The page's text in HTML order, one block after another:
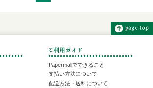
Papermallでできること
支払い方法について
配送方法・送料について